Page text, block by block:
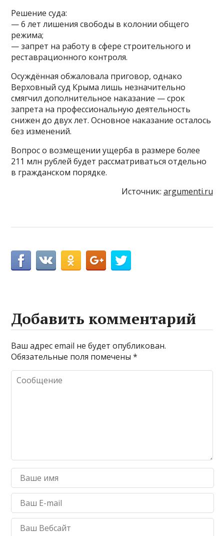
Решение суда:
— 6 лет лишения свободы в колонии общего
режима;
— запрет на работу в сфере строительного и
реставрационного контроля.
Осуждённая обжаловала приговор, однако
Верховный суд Крыма лишь незначительно
смягчил дополнительное наказание — срок
запрета на профессиональную деятельность
снижен до двух лет. Основное наказание осталось
без изменений.
Вопрос о возмещении ущерба в размере более
211 млн рублей будет рассматриваться отдельно
в гражданском порядке.
Источник: argumenti.ru
Добавить комментарий
Ваш адрес email не будет опубликован.
Обязательные поля помечены*